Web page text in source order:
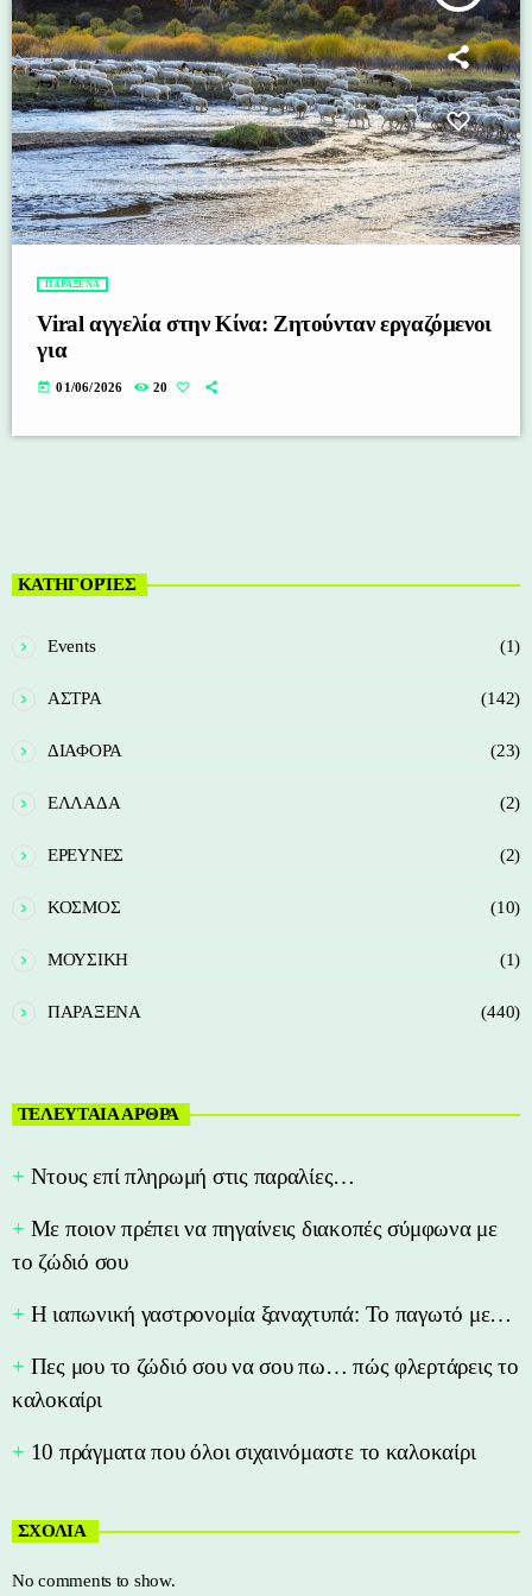
ΠΑΡΑΞΕΝΑ
Viral αγγελία στην Κίνα: Ζητούνταν εργαζόμενοι
για
today 01/06/2026 20
ΚΑΤΗΓΟΡΊΕΣ
Events (1)
ΑΣΤΡΑ (142)
ΔΙΑΦΟΡΑ (23)
ΕΛΛΑΔΑ (2)
ΕΡΕΥΝΕΣ (2)
ΚΟΣΜΟΣ (10)
ΜΟΥΣΙΚΗ (1)
ΠΑΡΑΞΕΝΑ (440)
ΤΕΛΕΥΤΑΙΑ ΑΡΘΡΑ
Nτους επί πληρωμή στις παραλίες…
Με ποιον πρέπει να πηγαίνεις διακοπές σύμφωνα με
το ζώδιό σου
Η ιαπωνική γαστρονομία ξαναχτυπά: Το παγωτό με…
Πες μου το ζώδιό σου να σου πω… πώς φλερτάρεις το
καλοκαίρι
10 πράγματα που όλοι σιχαινόμαστε το καλοκαίρι
ΣΧΟΛΙΑ
No comments to show.